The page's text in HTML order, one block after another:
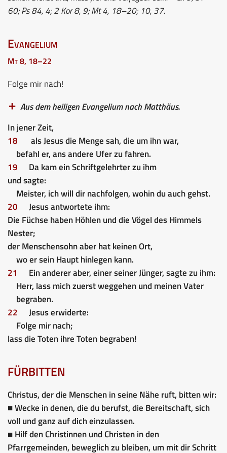
60; Ps 84, 4; 2 Kor 8, 9; Mt 4, 18–20; 10, 37.
Evangelium
Mt 8, 18–22
Folge mir nach!
Aus dem heiligen Evangelium nach Matthäus.
In jener Zeit,
18
als Jesus die Menge sah, die um ihn war,
befahl er, ans andere Ufer zu fahren.
19
Da kam ein Schriftgelehrter zu ihm
und sagte:
Meister, ich will dir nachfolgen, wohin du auch gehst.
20
Jesus antwortete ihm:
Die Füchse haben Höhlen und die Vögel des Himmels
Nester;
der Menschensohn aber hat keinen Ort,
wo er sein Haupt hinlegen kann.
21
Ein anderer aber, einer seiner Jünger, sagte zu ihm:
Herr, lass mich zuerst weggehen und meinen Vater
begraben.
22
Jesus erwiderte:
Folge mir nach;
lass die Toten ihre Toten begraben!
FÜRBITTEN
Christus, der die Menschen in seine Nähe ruft, bitten wir:
■ Wecke in denen, die du berufst, die Bereitschaft, sich
voll und ganz auf dich einzulassen.
■ Hilf den Christinnen und Christen in den
Pfarrgemeinden, beweglich zu bleiben, um mit dir Schritt